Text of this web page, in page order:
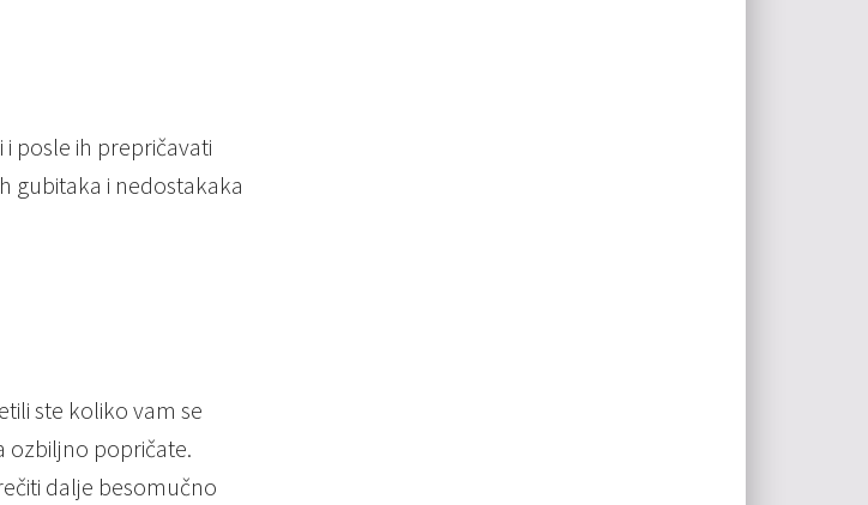
i posle ih prepričavati
gubitaka i nedostakaka
ste koliko vam se
ozbiljno popričate.
dalje besomučno